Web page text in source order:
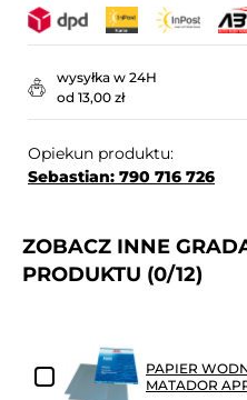
wysyłka w 24H
od 13,00 zł
Opiekun produktu:
Sebastian: 790 716 726
ZOBACZ INNE
PRODUKTU (0/12)
PAPIER
MATADOR